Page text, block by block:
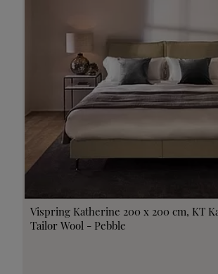
Vispring Katherine 200 x 200 cm, KT
Tailor Wool - Pebble